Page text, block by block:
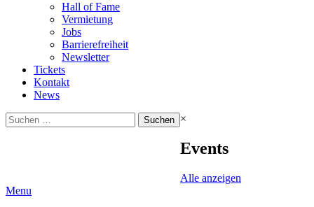
Hall of Fame
Vermietung
Jobs
Barrierefreiheit
Newsletter
Tickets
Kontakt
News
Suchen
nach:
×
Events
Alle anzeigen
Menu